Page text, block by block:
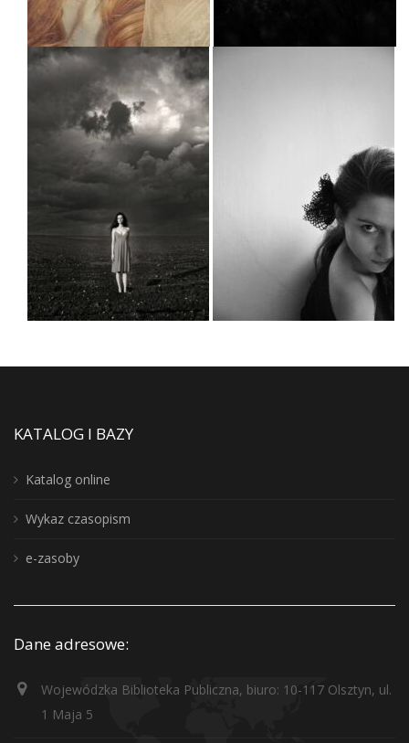
KATALOG I BAZY
Katalog online
Wykaz czasopism
e-zasoby
Dane adresowe:
Wojewódzka Biblioteka Publiczna, biuro: 10-117 Olsztyn, ul.
1 Maja 5